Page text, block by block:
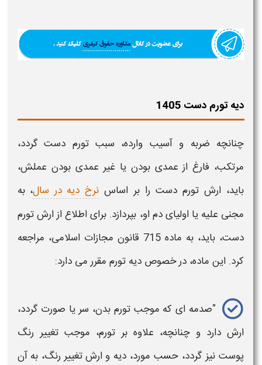
دیه تورم دست 1405
چنانچه ضربه و آسیب وارده، سبب تورم دست گردد،
مرتکب، فارغ از عمدی بودن یا غیر عمدی بودن عملش،
باید، ارش تورم دست را بر اساس نرخ دیه در سال، به
مجنی علیه یا اولیای دم او، بپردازد. برای اطلاع ازارش تورم
دست
، باید، به ماده 715 قانون مجازات اسلامی، مراجعه
کرد. این ماده، در خصوص دیه تورم مقرر می دارد:
"صدمه ای که موجب تورم بدن، سر یا صورت گردد،
ارش دارد و چنانچه، علاوه بر تورم، موجب تغییر رنگ
پوست نیز گردد، حسب مورد، دیه و ارشتغییر رنگ، به آن